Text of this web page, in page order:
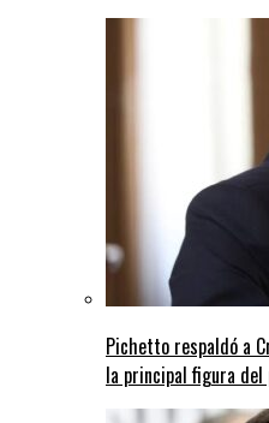
Pichetto respaldó a
la principal figura del